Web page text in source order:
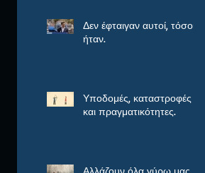
Δεν έφταιγαν αυτοί, τόσοι
ήταν.
Υποδομές, καταστροφές
και πραγματικότητες.
Αλλάζουν όλα γύρω μας